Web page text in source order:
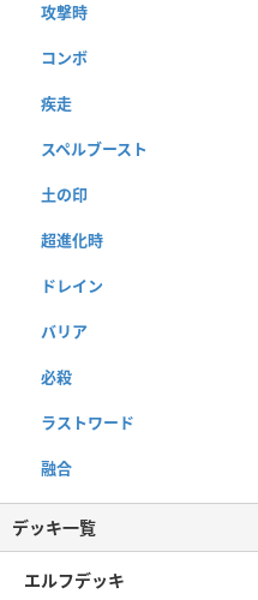
攻撃時
コンボ
疾走
スペルブースト
土の印
超進化時
ドレイン
バリア
必殺
ラストワード
融合
デッキ一覧
エルフデッキ